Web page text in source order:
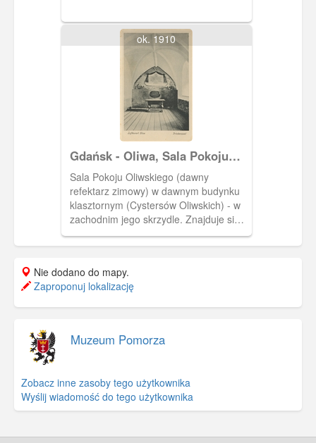
ok. 1910
Gdańsk - Oliwa, Sala Pokoju
Oliwskiego w dawnym
klasztorze cystersów
Sala Pokoju Oliwskiego (dawny
refektarz zimowy) w dawnym budynku
klasztornym (Cystersów Oliwskich) - w
zachodnim jego skrzydle. Znajduje się
w nim stół, na którym - wg. tradycji
podpisano Traktat Oliwski 3 V 1660 r. ,
Szwedzkim.
Nie dodano do mapy.
Zaproponuj lokalizację
Muzeum Pomorza
Zobacz inne zasoby tego użytkownika
Wyślij wiadomość do tego użytkownika